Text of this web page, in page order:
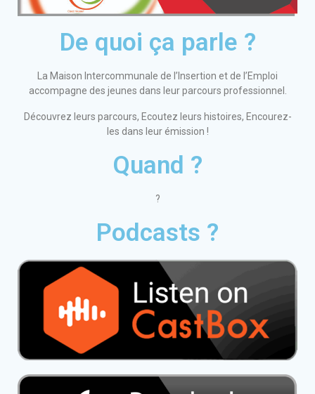
De quoi ça parle ?
La Maison Intercommunale de l’Insertion et de l’Emploi
accompagne des jeunes dans leur parcours professionnel.
Découvrez leurs parcours, Ecoutez leurs histoires, Encourez-
les dans leur émission !
Quand ?
?
Podcasts ?